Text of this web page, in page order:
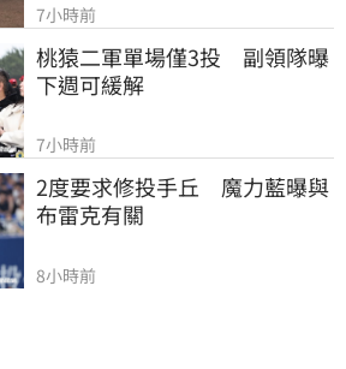
7小時前
桃猿二軍單場僅3投　副領隊曝
下週可緩解
7小時前
2度要求修投手丘　魔力藍曝與
布雷克有關
8小時前